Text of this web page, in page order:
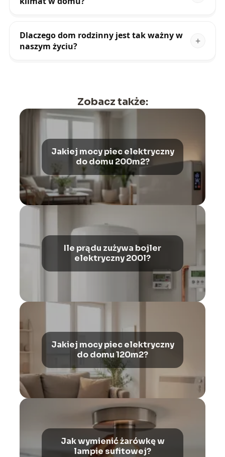
Dlaczego dom rodzinny jest tak ważny w
naszym życiu?
Zobacz także:
Jakiej mocy piec elektryczny
do domu 200m2?
Ile prądu zużywa bojler
elektryczny 200l?
Jakiej mocy piec elektryczny
do domu 120m2?
Jak wymienić żarówkę w
lampie sufitowej?